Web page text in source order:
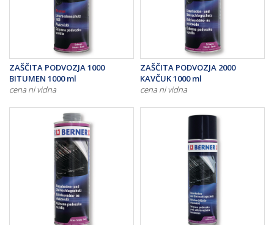
ZAŠČITA PODVOZJA 1000
BITUMEN 1000 ml
cena ni vidna
ZAŠČITA PODVOZJA 2000
KAVČUK 1000 ml
cena ni vidna